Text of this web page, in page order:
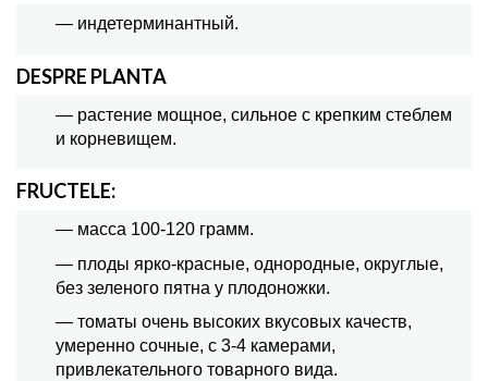
— индетерминантный.
DESPRE PLANTA
— растение мощное, сильное с крепким стеблем
и корневищем.
FRUCTELE:
— масса 100-120 грамм.
— плоды ярко-красные, однородные, округлые,
без зеленого пятна у плодоножки.
— томаты очень высоких вкусовых качеств,
умеренно сочные, с 3-4 камерами,
привлекательного товарного вида.